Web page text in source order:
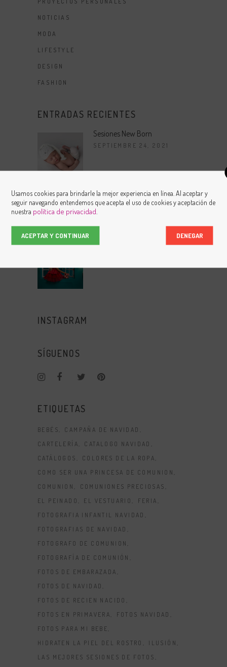
NOTICIAS
MODA
LIFESTYLE
DESIGN
FASHION
ENTRADAS RECIENTES
Sesiones New Born
SEPTIEMBRE 24, 2021
Sesiones de Niñas y Niños
OCTUBRE 8, 2021
SWEET CHRISTMAS
INSTAGRAM
SÍGUENOS
ETIQUETAS
BEBÉS
CAMPAÑA DE NAVIDAD
CARTELERÍA
CATALOGO NAVIDAD
CATÁLOGOS
COLORES DE LA ROPA
COMO SER UNA PRINCESA DE COMUNION
COMUNION
COMUNIONES PRECIOSAS
EL PEINADO
EL VESTUARIO
FERIA
FOTOGRAFIA INFANTIL NAVIDAD
FOTOGRAFIAS DE NAVIDAD
FOTOGRAFO DE COMUNION
FOTOGRAFÍA DE COMUNIÓN
FOTOS DE EMBARAZADA
FOTOS DE NAVIDAD
FOTOS DE RECIEN NACIDO
FOTOS EN PRIMAVERA
FOTOS NAVIDAD
FOTOS PARA MI BEBE
HIDRATEN LA PIEL DEL ROSTRO
ILUSIÓN
LAS MEJORES SESIONES DE FOTOS
Usamos cookies para brindarle la mejor experiencia en línea. Al aceptar y
seguir navegando entendemos que acepta el uso de cookies y aceptación de
nuestra política de privacidad
ACEPTAR Y CONTINUAR DENEGAR